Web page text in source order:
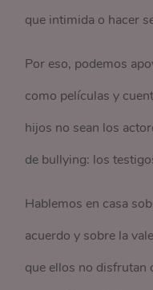
que intimida o hacer
Por eso, podemos
como películas y
hijos no sean los
de bullying: los
Hablemos en casa
acuerdo y sobre la
que ellos no disfrutan